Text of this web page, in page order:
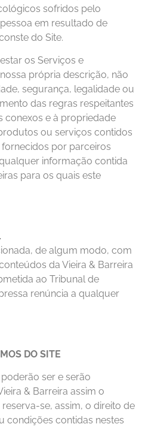
sofridos pelo
em resultado de
do Site.
os Serviços e
própria descrição, não
segurança, legalidade ou
das regras respeitantes
conexos e à propriedade
ou serviços contidos
por parceiros
informação contida
para os quais este
de algum modo, com
da Vieira & Barreira
ao Tribunal de
renúncia a qualquer
DO SITE
ser e serão
& Barreira assim o
se, assim, o direito de
condições contidas nestes